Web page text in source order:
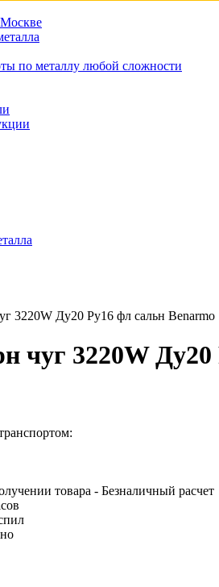
стали
Конструкционная сталь
Круг горячекатаный конструкционный
Поковка
Москве
по металлу любой сложности
3220W Ду20 Ру16 фл сальн Benarmo
чуг 3220W
товара - Безналичный расчет